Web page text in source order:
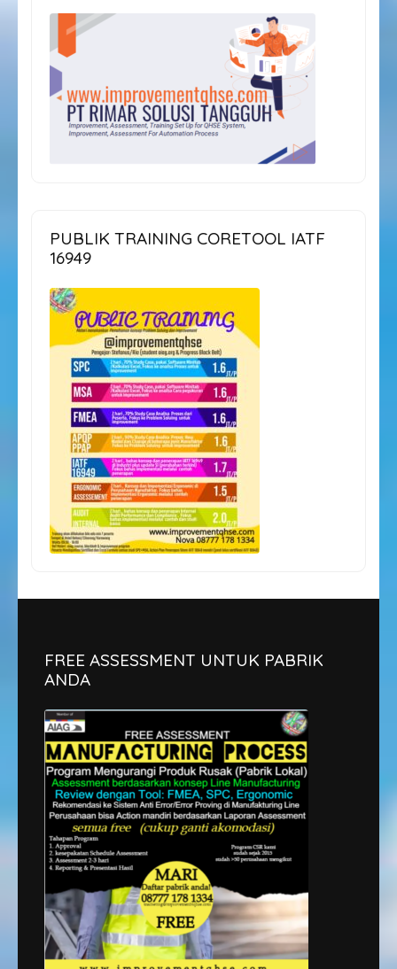
PUBLIK TRAINING CORETOOL IATF
16949
FREE ASSESSMENT UNTUK PABRIK
ANDA